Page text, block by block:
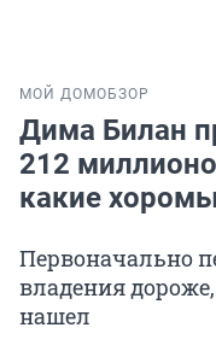
МОЙ ДОМОБЗОР
Дима Билан
212
какие
Первоначально
владения
нашел